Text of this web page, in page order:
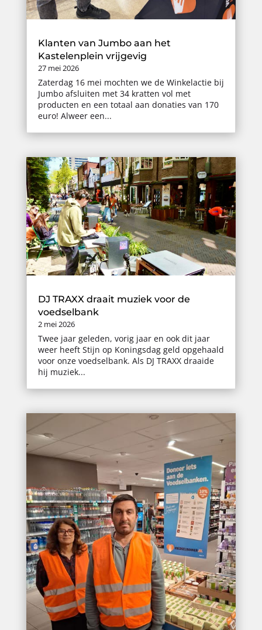
Klanten van Jumbo aan het
Kastelenplein vrijgevig
27 mei 2026
Zaterdag 16 mei mochten we de Winkelactie bij
Jumbo afsluiten met 34 kratten vol met
producten en een totaal aan donaties van 170
euro! Alweer een...
DJ TRAXX draait muziek voor de
voedselbank
2 mei 2026
Twee jaar geleden, vorig jaar en ook dit jaar
weer heeft Stijn op Koningsdag geld opgehaald
voor onze voedselbank. Als DJ TRAXX draaide
hij muziek...